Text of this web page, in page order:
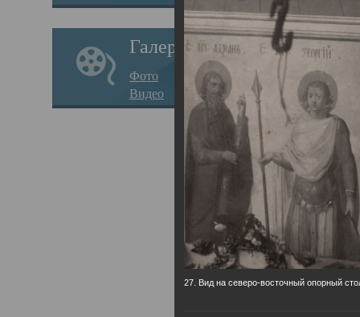
Галерея
Фото
Видео
27. Вид на северо-восточный опорный